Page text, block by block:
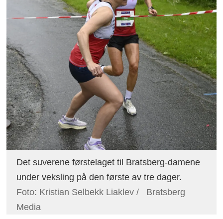
Det suverene førstelaget til Bratsberg-damene
under veksling på den første av tre dager.
Foto: Kristian Selbekk Liaklev / Bratsberg
Media